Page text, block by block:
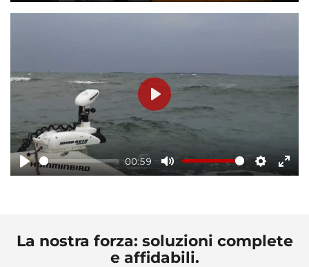
Play
00:59
Mute Settings
Play
La nostra forza: soluzioni complete
e affidabili.